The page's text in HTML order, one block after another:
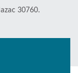
30760.